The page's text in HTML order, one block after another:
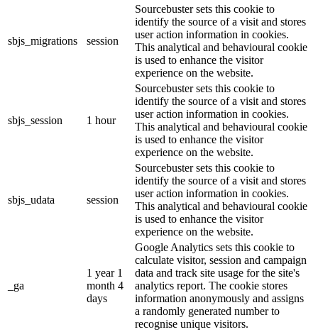
sbjs_migrations session
Sourcebuster sets this cookie to
identify the source of a visit and stores
user action information in cookies.
This analytical and behavioural cookie
is used to enhance the visitor
experience on the website.
sbjs_session 1 hour
Sourcebuster sets this cookie to
identify the source of a visit and stores
user action information in cookies.
This analytical and behavioural cookie
is used to enhance the visitor
experience on the website.
sbjs_udata session
Sourcebuster sets this cookie to
identify the source of a visit and stores
user action information in cookies.
This analytical and behavioural cookie
is used to enhance the visitor
experience on the website.
_ga
1 year 1
month 4
days
Google Analytics sets this cookie to
calculate visitor, session and campaign
data and track site usage for the site's
analytics report. The cookie stores
information anonymously and assigns
a randomly generated number to
recognise unique visitors.